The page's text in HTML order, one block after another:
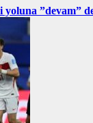
”devam”